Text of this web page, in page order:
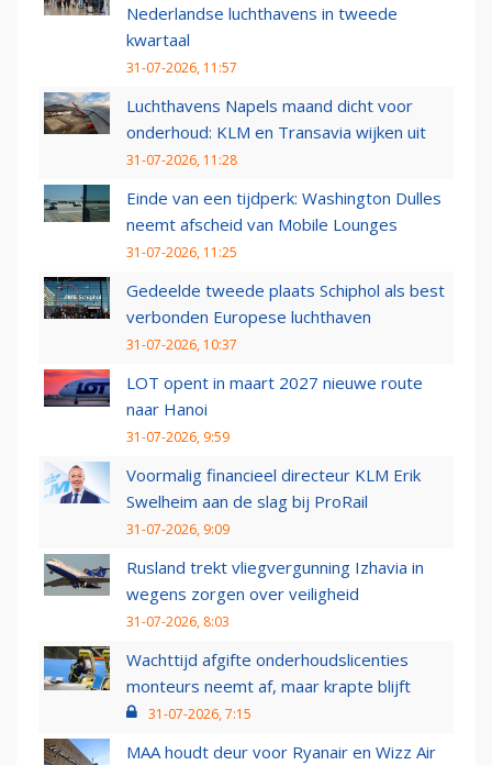
Nederlandse luchthavens in tweede
kwartaal
31-07-2026, 11:57
Luchthavens Napels maand dicht voor
onderhoud: KLM en Transavia wijken uit
31-07-2026, 11:28
Einde van een tijdperk: Washington Dulles
neemt afscheid van Mobile Lounges
31-07-2026, 11:25
Gedeelde tweede plaats Schiphol als best
verbonden Europese luchthaven
31-07-2026, 10:37
LOT opent in maart 2027 nieuwe route
naar Hanoi
31-07-2026, 9:59
Voormalig financieel directeur KLM Erik
Swelheim aan de slag bij ProRail
31-07-2026, 9:09
Rusland trekt vliegvergunning Izhavia in
wegens zorgen over veiligheid
31-07-2026, 8:03
Wachttijd afgifte onderhoudslicenties
monteurs neemt af, maar krapte blijft
31-07-2026, 7:15
MAA houdt deur voor Ryanair en Wizz Air